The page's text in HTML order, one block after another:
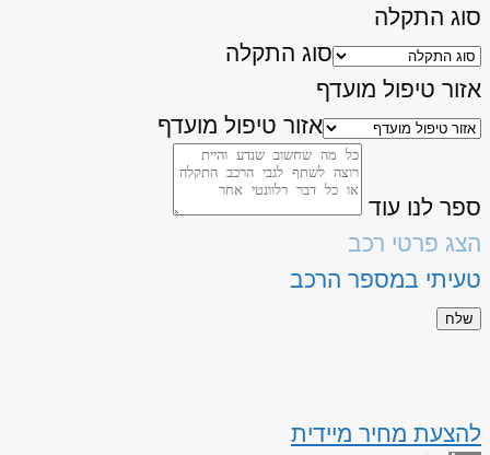
סוג התקלה
סוג התקלה
אזור טיפול מועדף
אזור טיפול מועדף
ספר לנו עוד
הצג פרטי רכב
טעיתי במספר הרכב
שלח
להצעת מחיר מיידית